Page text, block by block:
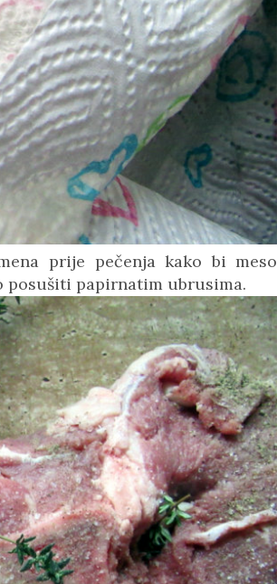
prije pečenja kako bi meso
posušiti papirnatim ubrusima.